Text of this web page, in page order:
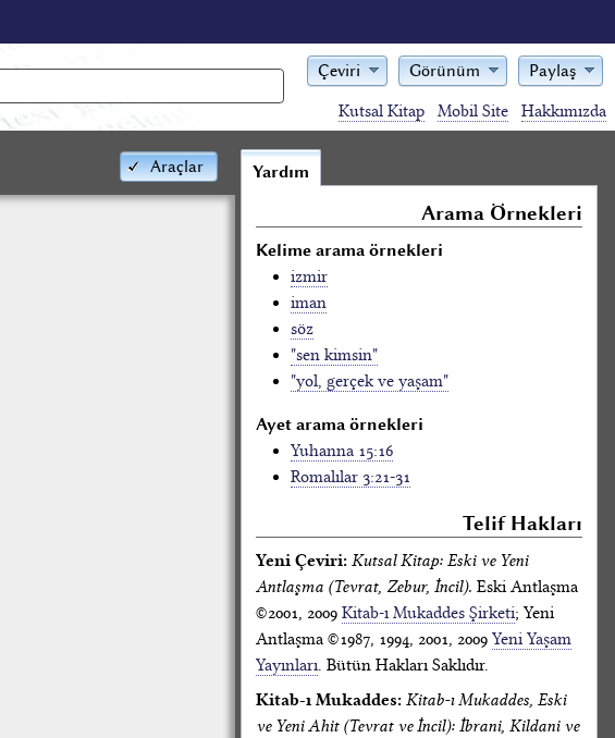
Çeviri Görünüm Paylaş
Kutsal Kitap Mobil Site Hakkımızda
Araçlar Yardım
Arama Örnekleri
Kelime arama örnekleri
izmir
iman
söz
"sen kimsin"
"yol, gerçek ve yaşam"
Ayet arama örnekleri
Yuhanna 15:16
Romalılar 3:21-31
Telif Hakları
Yeni Çeviri: Kutsal Kitap: Eski ve Yeni
Antlaşma (Tevrat, Zebur, İncil). Eski Antlaşma
©2001, 2009 Kitab-ı Mukaddes Şirketi; Yeni
Antlaşma ©1987, 1994, 2001, 2009 Yeni Yaşam
Yayınları. Bütün Hakları Saklıdır.
Kitab-ı Mukaddes: Kitab-ı Mukaddes, Eski
ve Yeni Ahit (Tevrat ve İncil): İbrani, Kildani ve